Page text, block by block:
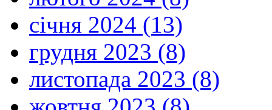
січня 2024 (13)
грудня 2023 (8)
листопада 2023 (8)